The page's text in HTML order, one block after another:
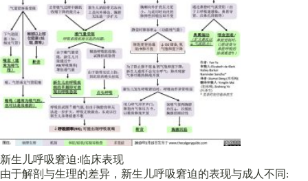
新生儿呼吸窘迫:临床表现
由于解剖与生理的差异，新生儿呼吸窘迫的表现与成人不同: